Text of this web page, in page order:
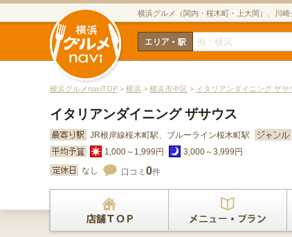
横浜グルメ（関内・桜木町・上大岡）、川
横浜グルメnaviTOP > 横浜 > 横浜市中区 > イタリアンダイニング ザサ
イタリアンダイニング ザサウス
JR根岸線桜木町駅、ブルーライン桜木町駅
1,000～1,999円
3,000～3,999円
なし
口コミ 0件